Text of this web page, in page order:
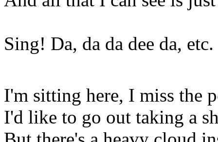
Sing! Da, da da dee da, etc.
I'm sitting here, I miss the
I'd like to go out taking a